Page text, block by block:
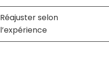
Réajuster selon
l’expérience